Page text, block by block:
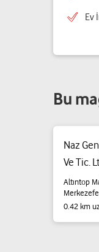
Ev
Bu
Naz
Ve Tic.
Altıntop
0.42 km